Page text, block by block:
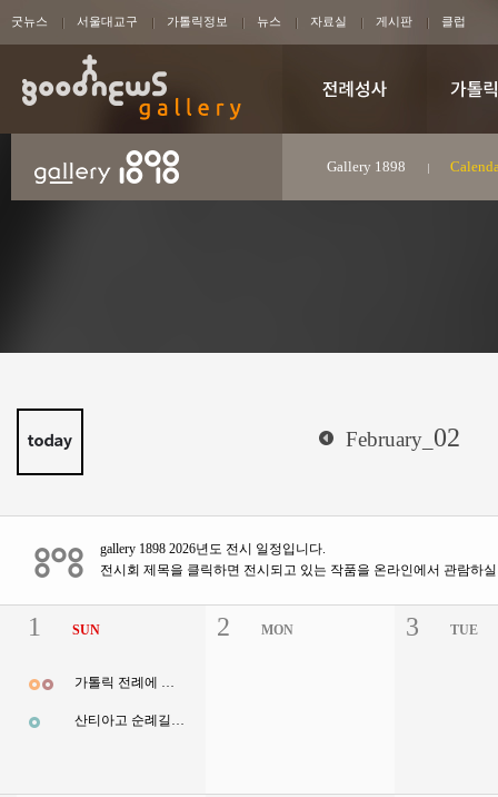
굿뉴스 서울대교구 가톨릭정보 뉴스 자료실 게시판 클럽
Gallery 1898
February_ 02
gallery 1898 2026년도 전시 일정입니다.
전시회 제목을 클릭하면 전시되고 있는 작품을 온라인에서 관람하
1 SUN
가톨릭 전례에 따른 말씀 묵상
산티아고 순례길 4년간의 여정
2 MON 3 TUE